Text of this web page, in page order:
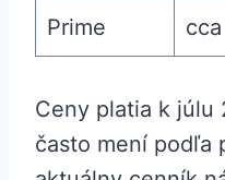
Prime
Ceny platia k júlu
často mení